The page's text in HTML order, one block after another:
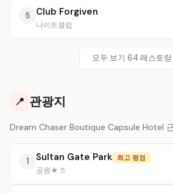
5 Club Forgiven
나이트클럽
모두 보기 64 레스토
📍 관광지
Dream Chaser Boutique Capsule Hotel
1 Sultan Gate Park 최고 평점
공원★ 5